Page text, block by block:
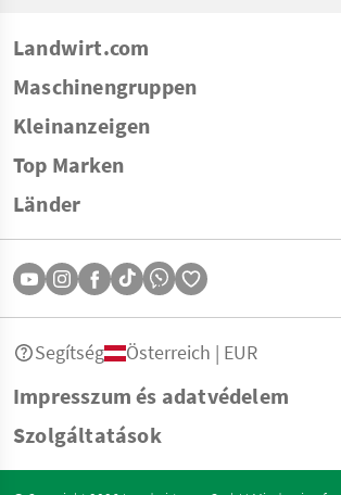
Landwirt.com
Maschinengruppen
Kleinanzeigen
Top Marken
Länder
Impresszum és adatvédelem
Szolgáltatások
Segítség Österreich | EUR